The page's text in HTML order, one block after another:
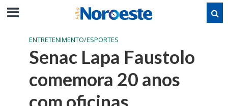
ENTRETENIMENTO/ESPORTES
Senac Lapa Faustolo
comemora 20 anos